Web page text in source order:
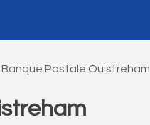
Banque Postale Ouistreham